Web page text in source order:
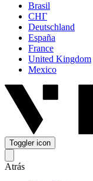
Brasil
СНГ
Deutschland
España
France
United Kingdom
Mexico
Toggler icon
Atrás